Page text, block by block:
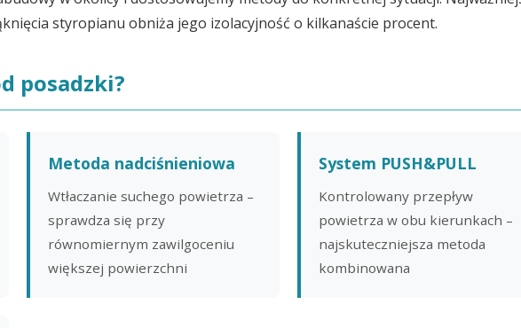
styropianu obniża jego izolacyjność o kilkanaście procent.
posadzki?
Metoda nadciśnieniowa
Wtłaczanie suchego powietrza –
sprawdza się przy
równomiernym zawilgoceniu
większej powierzchni
System PUSH&PULL
Kontrolowany przepływ
powietrza w obu kierunkach –
najskuteczniejsza metoda
kombinowana